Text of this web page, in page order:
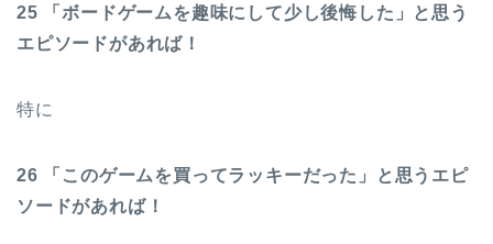
25 「ボードゲームを趣味にして少し後悔した」と思う
エピソードがあれば！
特に
26 「このゲームを買ってラッキーだった」と思うエピ
ソードがあれば！